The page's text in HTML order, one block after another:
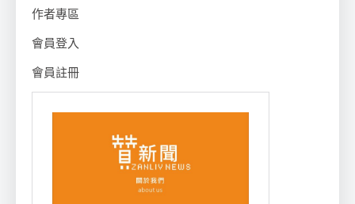
作者專區
會員登入
會員註冊